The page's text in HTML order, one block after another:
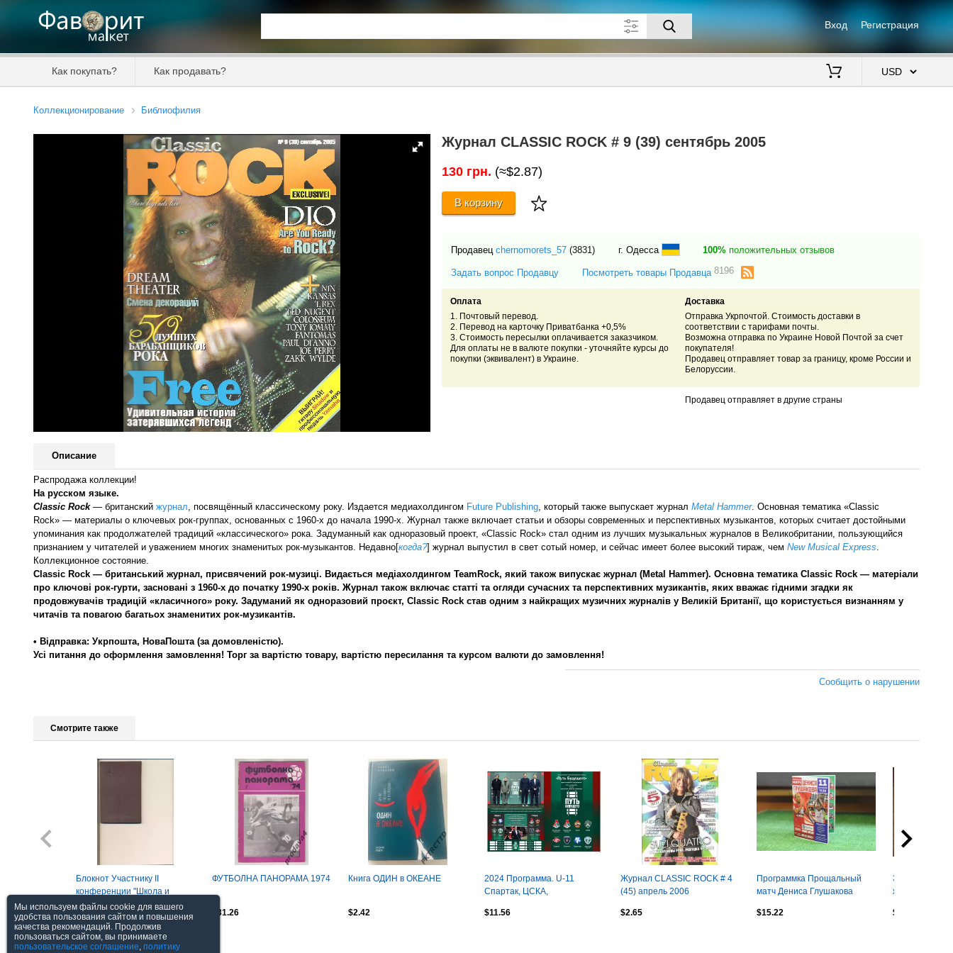
Вход Регистрация
Как покупать? Как продавать?
Коллекционирование Библиофилия
Журнал CLASSIC ROCK # 9 (39) сентябрь 2005
130 грн. (≈$2.87)
В корзину
Продавец chernomorets_57 (3831) г. Одесса 100% положительных отзывов
Задать вопрос Продавцу Посмотреть товары Продавца 8196
Оплата
1. Почтовый перевод.
2. Перевод на карточку Приватбанка +0,5%
3. Стоимость пересылки оплачивается заказчиком.
Для оплаты не в валюте покупки - уточняйте курсы до
покупки (эквивалент) в Украине.
Доставка
Отправка Укрпочтой. Стоимость доставки в
соответствии с тарифами почты.
Возможна отправка по Украине Новой Почтой за счет
покупателя!
Продавец отправляет товар за границу, кроме России и
Белоруссии.
Продавец отправляет в другие страны
Описание
Распродажа коллекции!
На русском языке.
Classic Rock— британский журнал , посвящённый классическому року. Издается медиахолдингом Future Publishing , который также выпускает журнал Metal Hammer. Основная тематика «Classic
Rock» — материалы о ключевых рок-группах, основанных с 1960-х до начала 1990-х. Журнал также включает статьи и обзоры современных и перспективных музыкантов, которых считает достойными
упоминания как продолжателей традиций «классического» рока. Задуманный как одноразовый проект, «Classic Rock» стал одним из лучших музыкальных журналов в Великобритании, пользующийся
признанием у читателей и уважением многих знаменитых рок-музыкантов. Недавно[когда?] журнал выпустил в свет сотый номер, и сейчас имеет более высокий тираж, чем New Musical Express
Коллекционное состояние.
Classic Rock — британський журнал, присвячений рок-музиці. Видається медіахолдингом TeamRock, який також випускає журнал (Metal Hammer). Основна тематика Classic Rock — матеріали
про ключові рок-гурти, засновані з 1960-х до початку 1990-х років. Журнал також включає статті та огляди сучасних та перспективних музикантів, яких вважає гідними згадки як
продовжувачів традицій «класичного» року. Задуманий як одноразовий проєкт, Classic Rock став одним з найкращих музичних журналів у Великій Британії, що користується визнанням у
читачів та повагою багатьох знаменитих рок-музикантів.
• Відправка: Укрпошта, НоваПошта (за домовленістю).
Усі питання до оформлення замовлення! Торг за вартістю товару, вартістю пересилання та курсом валюти до замовлення!
Сообщить о нарушении
Смотрите также
Блокнот Участнику II
конференции "Школа и
пионерская
организация".Кострома.1961.
$15.22
ФУТБОЛНА ПАНОРАМА 1974
$31.26
Книга ОДИН в ОКЕАНЕ
$2.42
2024 Программа. U-11
Спартак, ЦСКА,
Путь Будущего
$11.56
Журнал CLASSIC ROCK # 4
(45) апрель 2006
$2.65
Программка Прощальный
матч Дениса Глушакова
$15.22
Закладка для
желтый свет
$0.26
Посмотреть все
Мы используем файлы cookie для вашего
удобства пользования сайтом и повышения
качества рекомендаций. Продолжив
пользоваться сайтом, вы принимаете
пользовательское соглашение, политику